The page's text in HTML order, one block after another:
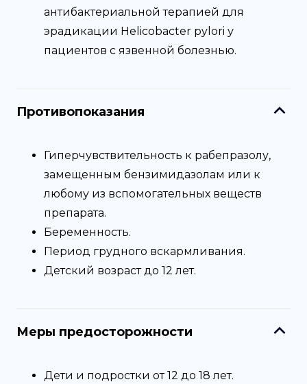
антибактериальной терапией для
эрадикации Helicobacter pylori у
пациентов с язвенной болезнью.
Противопоказания
Гиперчувствительность к рабепразолу,
замещенным бензимидазолам или к
любому из вспомогательных веществ
препарата.
Беременность.
Период грудного вскармливания.
Детский возраст до 12 лет.
Меры предосторожности
Дети и подростки от 12 до 18 лет.